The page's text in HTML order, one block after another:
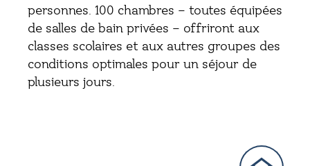
personnes. 100 chambres – toutes équipées
de salles de bain privées – offriront aux
classes scolaires et aux autres groupes des
conditions optimales pour un séjour de
plusieurs jours.